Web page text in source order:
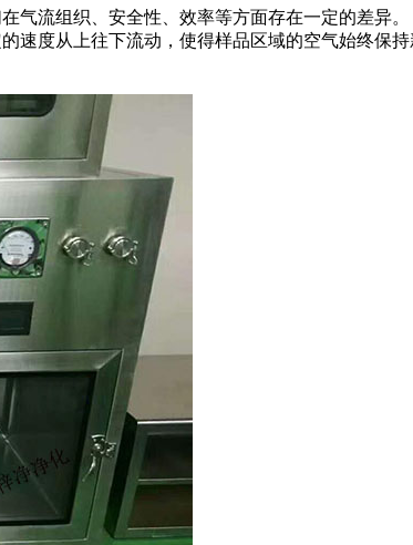
气流组织、安全性、效率等方面存在一定的差异。
速度从上往下流动，使得样品区域的空气始终保